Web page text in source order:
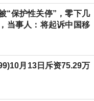
“保护性关停”，零下几
当事人：将起诉中国移
月13日斥资75.29万